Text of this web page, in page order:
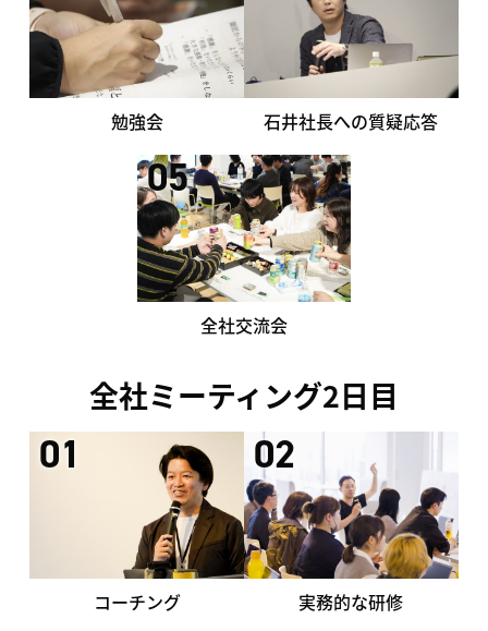
勉強会 石井社長への質疑応答
05
全社交流会
全社ミーティング2日目
01
コーチング
02
実務的な研修